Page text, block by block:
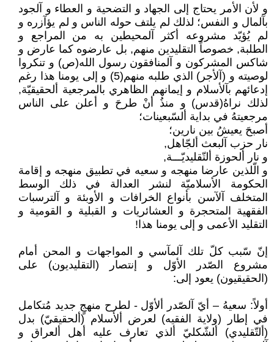
و لأن الأمر يحتاج إلى الجهاد و التضحية و العطاء و آلجود
بآلمال و النفس؛ لذلك لم يلتف حوله الناس و لم يؤآزره و
لم يُؤيّد مشروعه أكثر آلمحيطين به من المراجع و
الطلبة, خصوصاً التقليدين منهم, بل عارضوه كما عارض و
شاكس المشركون و آلمنافقون رسول الله(ص) و تنكروا
لوصيته و (آلأجر) الذي طلبه منهم(5) و إلى يومنا هذا رغم
إدعائهم بآلأسلام و إيمانهم الظاهري بالمرجعية ألحقيقيّة,
لذلك نراهُ(قدس) و منذُ أنْ طرحَ و أعلن على الناس
مرجعيتهُ في بداية ألسّبعينات؛
أصبحَ يعيشُ بين نارين؛
نار حزب آلبعث ألجّاهل,
و نار ألحوزة ألتّقليديّـــة,
و الّلذين عارضا منهجه و سعيه في تطبيق منهجه و إقامة
الحكومة الأسلاميّة لنشر العدالة في ذلك الوسط
المتخلف آلآسن بأنواع الخرافات و الأوبئة و آلترسبات
الفقهية المتحجرة و العشائريات و القبلية و القومية و
التقليد الأعمى و إلى يومنا هذا!
إنّ سّبب كلّ تلك آلمآسي و المواجهات و المحن أمام
مشروع الصّدر الأوّل و إنتصار (التقليديون) على
(الحقيقيون) يعود إلى:
أولاً: سعيهُ – أيّ آلصّدر ألأوّل - لطرح منهجٍ جديد مُتكامل
في إطار (ولاية الفقيه) لعرض ألأسلام (ألحقيقيّ) بدل
(ألتّقليدي) ألشّكليّ ألذي تعارف عليه أهل ألعراق و